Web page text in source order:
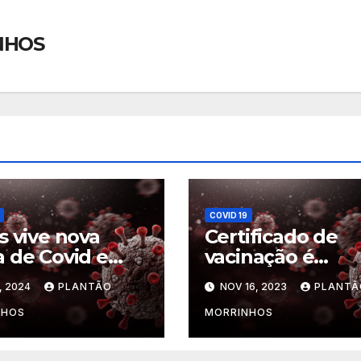
vive nova
de Covid e
quase 5
mais casos
de 2023, diz
2024 PLANTÃO
COVID 19
Certificado de
vacinação é
obrigatório para
matrícula
NOV 16, 2023
MORRINHOS